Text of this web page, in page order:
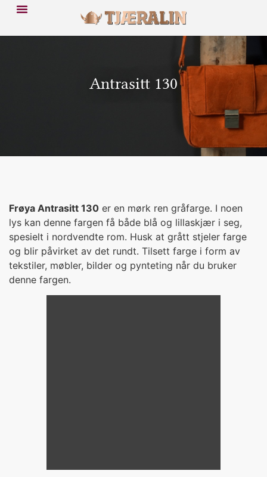
Antrasitt 130
Frøya Antrasitt 130 er en mørk ren gråfarge. I noen
lys kan denne fargen få både blå og lillaskjær i seg,
spesielt i nordvendte rom. Husk at grått stjeler farge
og blir påvirket av det rundt. Tilsett farge i form av
tekstiler, møbler, bilder og pynteting når du bruker
denne fargen.